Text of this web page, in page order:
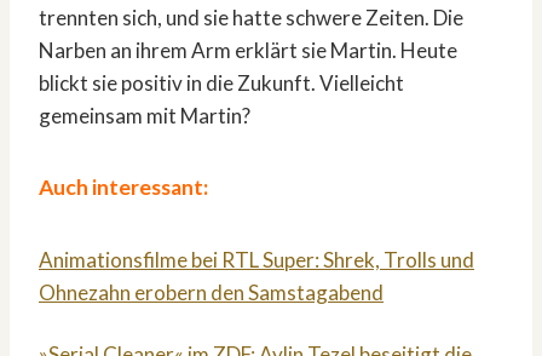
trennten sich, und sie hatte schwere Zeiten. Die
Narben an ihrem Arm erklärt sie Martin. Heute
blickt sie positiv in die Zukunft. Vielleicht
gemeinsam mit Martin?
Auch interessant:
Animationsfilme bei RTL Super: Shrek, Trolls und
Ohnezahn erobern den Samstagabend